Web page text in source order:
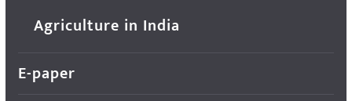
Agriculture in India
E-paper